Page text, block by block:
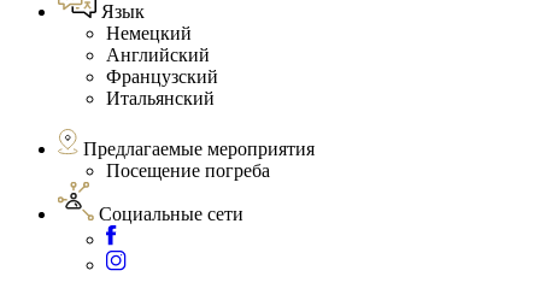
Язык
Немецкий
Английский
Французский
Итальянский
Предлагаемые мероприятия
Посещение погреба
Социальные сети